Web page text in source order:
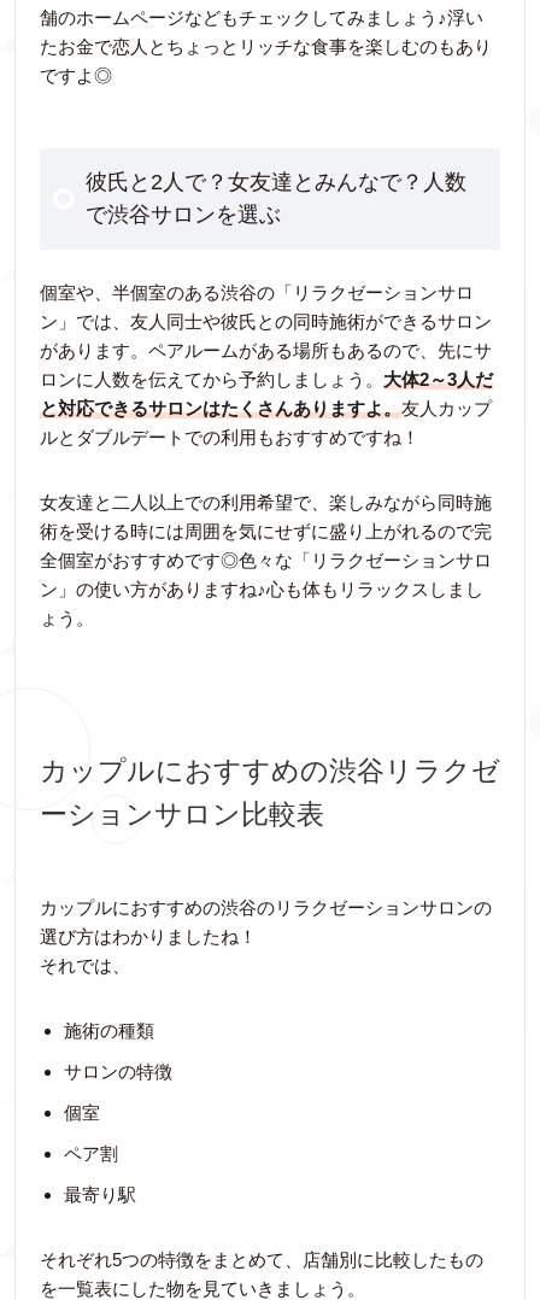
舗のホームページなどもチェックしてみましょう♪浮い
たお金で恋人とちょっとリッチな食事を楽しむのもあり
ですよ◎
彼氏と2人で？女友達とみんなで？人数
で渋谷サロンを選ぶ
個室や、半個室のある渋谷の「リラクゼーションサロ
ン」では、友人同士や彼氏との同時施術ができるサロン
があります。ペアルームがある場所もあるので、先にサ
ロンに人数を伝えてから予約しましょう。 大体2～3人だ
と対応できるサロンはたくさんありますよ。友人カップ
ルとダブルデートでの利用もおすすめですね！
女友達と二人以上での利用希望で、楽しみながら同時施
術を受ける時には周囲を気にせずに盛り上がれるので完
全個室がおすすめです◎色々な「リラクゼーションサロ
ン」の使い方がありますね♪心も体もリラックスしまし
ょう。
カップルにおすすめの渋谷リラクゼ
ーションサロン比較表
カップルにおすすめの渋谷のリラクゼーションサロンの
選び方はわかりましたね！
それでは、
施術の種類
サロンの特徴
個室
ペア割
最寄り駅
それぞれ5つの特徴をまとめて、店舗別に比較したもの
を一覧表にした物を見ていきましょう。